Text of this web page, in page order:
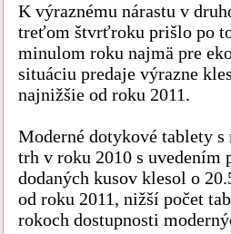
K výraznému nárastu v
treťom štvrťroku prišlo po
minulom roku najmä pre
situáciu predaje výrazne
najnižšie od roku 2011.
Moderné dotykové tablety
trh v roku 2010 s uvedením
dodaných kusov klesol o
od roku 2011, nižší počet
rokoch dostupnosti